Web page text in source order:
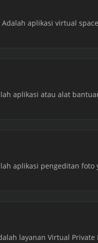
Adalah aplikasi virtual
aplikasi atau alat
aplikasi pengeditan
layanan Virtual